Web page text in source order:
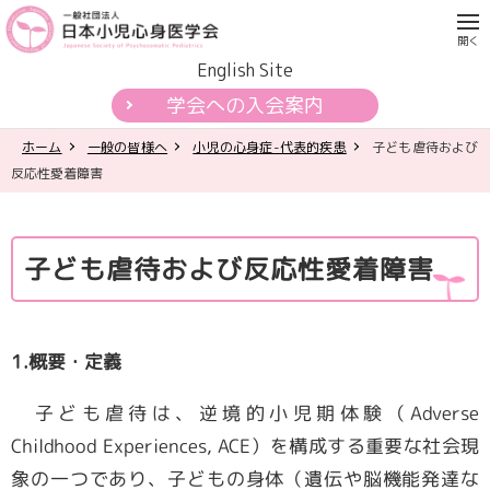
English Site
学会への入会案内
学会について
学会認定制度
公開資料・提言
一般の皆様へ
ホーム 一般の皆様へ 小児の心身症-代表的疾患
子ども虐待および
反応性愛着障害
子ども虐待および反応性愛着障害
1.概要・定義
子ども虐待は、逆境的小児期体験（Adverse
Childhood Experiences, ACE）を構成する重要な社会現
象の一つであり、子どもの身体（遺伝や脳機能発達な